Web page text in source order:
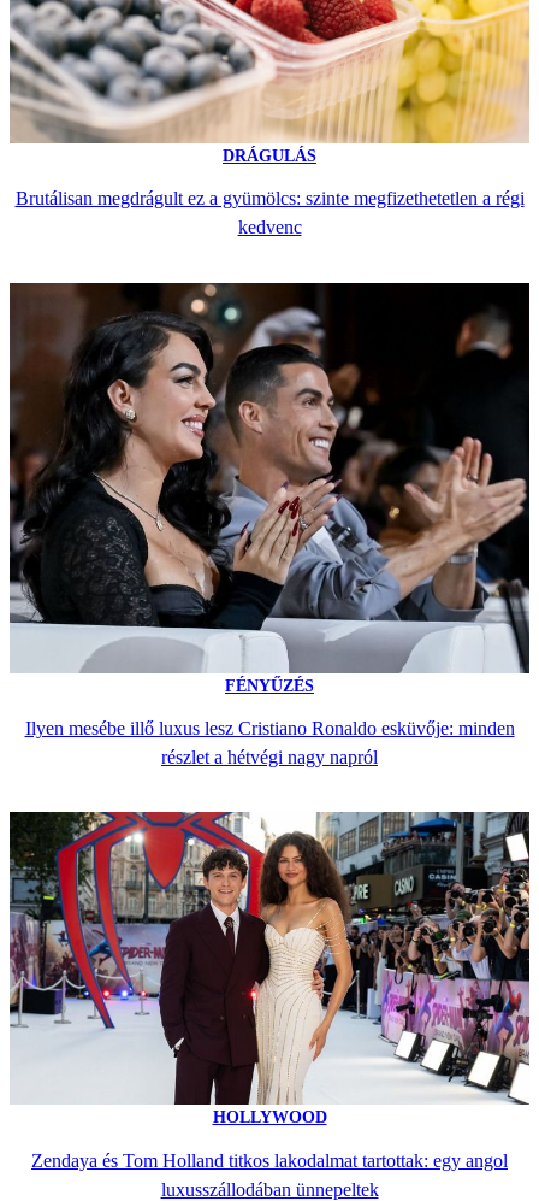
DRÁGULÁS
Brutálisan megdrágult ez a gyümölcs: szinte megfizethetetlen a régi
kedvenc
FÉNYŰZÉS
Ilyen mesébe illő luxus lesz Cristiano Ronaldo esküvője: minden
részlet a hétvégi nagy napról
HOLLYWOOD
Zendaya és Tom Holland titkos lakodalmat tartottak: egy angol
luxusszállodában ünnepeltek